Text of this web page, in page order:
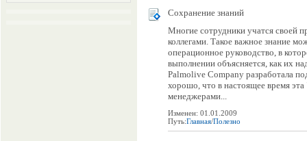
Сохранение знаний
Многие сотрудники учатся своей
коллегами. Такое важное знание
операционное руководство, в
выполнении объясняется, как их
Palmolive Company разработала
хорошо, что в настоящее время эта
менеджерами...
Изменен: 01.01.2009
Путь:Главная/Полезно